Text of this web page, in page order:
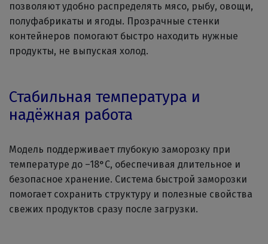
позволяют удобно распределять мясо, рыбу, овощи,
полуфабрикаты и ягоды. Прозрачные стенки
контейнеров помогают быстро находить нужные
продукты, не выпуская холод.
Стабильная температура и
надёжная работа
Модель поддерживает глубокую заморозку при
температуре до –18°C, обеспечивая длительное и
безопасное хранение. Система быстрой заморозки
помогает сохранить структуру и полезные свойства
свежих продуктов сразу после загрузки.